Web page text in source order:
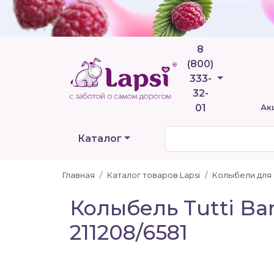
8
(800)
333-
32-
01
Телефоны
Каталог
Главная Каталог товаров Lapsi Колыбели
Колыбель Tutti
211208/6581